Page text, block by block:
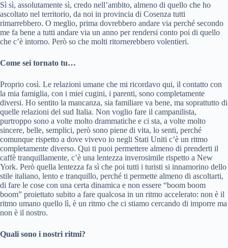
Sì sì, assolutamente sì, credo nell’ambito, almeno di quello che ho
ascoltato nel territorio, da noi in provincia di Cosenza tutti
rimarrebbero. O meglio, prima dovrebbero andare via perché secondo
me fa bene a tutti andare via un anno per rendersi conto poi di quello
che c’è intorno. Però so che molti ritornerebbero volentieri.
Come sei tornato tu…
Proprio così. Le relazioni umane che mi ricordavo qui, il contatto con
la mia famiglia, con i miei cugini, i parenti, sono completamente
diversi. Ho sentito la mancanza, sia familiare va bene, ma soprattutto di
quelle relazioni del sud Italia. Non voglio fare il campanilista,
purtroppo sono a volte molto drammatiche e ci sta, a volte molto
sincere, belle, semplici, però sono piene di vita, lo senti, perché
comunque rispetto a dove vivevo io negli Stati Uniti c’è un ritmo
completamente diverso. Qui ti puoi permettere almeno di prenderti il
caffè tranquillamente, c’è una lentezza inverosimile rispetto a New
York. Però quella lentezza fa sì che poi tutti i turisti si innamorino dello
stile italiano, lento e tranquillo, perché ti permette almeno di ascoltarti,
di fare le cose con una certa dinamica e non essere “boom boom
boom” proiettato subito a fare qualcosa in un ritmo accelerato: non è il
ritmo umano quello lì, è un ritmo che ci stiamo cercando di imporre ma
non è il nostro.
Quali sono i nostri ritmi?